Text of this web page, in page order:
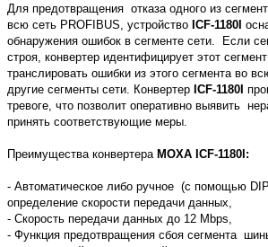
Для предотвращения отказа одного из
всю сеть PROFIBUS, устройство ICF-1180I
обнаружения ошибок в сегменте сети. Если
строя, конвертер идентифицирует этот
транслировать ошибки из этого сегмента во
другие сегменты сети. Конвертер ICF-1180I
тревоге, что позволит оперативно выявить
принять соответствующие меры.
Преимущества конвертера MOXA ICF-1180I:
- Автоматическое либо ручное (с помощью
определение скорости передачи данных,
- Скорость передачи данных до 12 Mbps,
- Функция предотвращения сбоя сегмента